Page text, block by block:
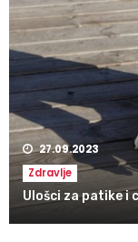
27.09.2023
Zdravlje
Ulošci za patike i